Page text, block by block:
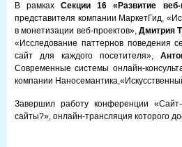
В рамкахСекции 16 «Развитие веб-
представителя компании МаркетГид,
в монетизации веб-проектов», Дмитрия
«Исследование паттернов поведения
сайт для каждого посетителя»,
Современные системы онлайн-
компании
Завершил работу конференции
сайты?», онлайн-трансляция которого